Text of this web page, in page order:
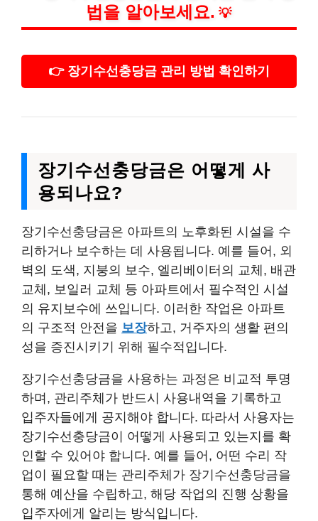
법을 알아보세요. 💡
👉 장기수선충당금 관리 방법 확인하기
장기수선충당금은 어떻게 사
용되나요?
장기수선충당금은 아파트의 노후화된 시설을 수
리하거나 보수하는 데 사용됩니다. 예를 들어, 외
벽의 도색, 지붕의 보수, 엘리베이터의 교체, 배관
교체, 보일러 교체 등 아파트에서 필수적인 시설
의 유지보수에 쓰입니다. 이러한 작업은 아파트
의 구조적 안전을 보장하고, 거주자의 생활 편의
성을 증진시키기 위해 필수적입니다.
장기수선충당금을 사용하는 과정은 비교적 투명
하며, 관리주체가 반드시 사용내역을 기록하고
입주자들에게 공지해야 합니다. 따라서 사용자는
장기수선충당금이 어떻게 사용되고 있는지를 확
인할 수 있어야 합니다. 예를 들어, 어떤 수리 작
업이 필요할 때는 관리주체가 장기수선충당금을
통해 예산을 수립하고, 해당 작업의 진행 상황을
입주자에게 알리는 방식입니다.